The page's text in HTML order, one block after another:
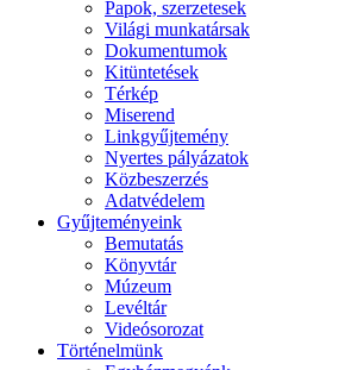
Papok, szerzetesek
Világi munkatársak
Dokumentumok
Kitüntetések
Térkép
Miserend
Linkgyűjtemény
Nyertes pályázatok
Közbeszerzés
Adatvédelem
Gyűjteményeink
Bemutatás
Könyvtár
Múzeum
Levéltár
Videósorozat
Történelmünk